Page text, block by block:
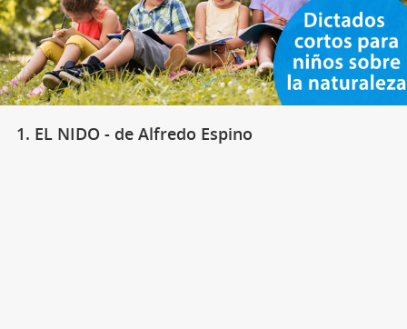
1. EL NIDO - de Alfredo Espino